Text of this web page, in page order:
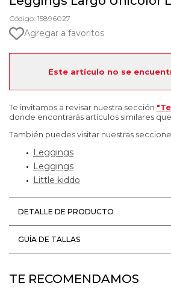
Código: 15896027
Agregar a favoritos
Este artículo no se
Te invitamos a revisar nuestra sección
donde encontrarás artículos similares
También puedes visitar nuestras
Leggings
Leggings
Little kiddo
DETALLE DE PRODUCTO
GUÍA DE TALLAS
TE RECOMENDAMOS